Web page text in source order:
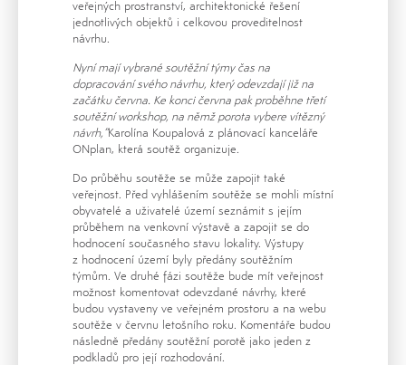
veřejných prostranství, architektonické řešení
jednotlivých objektů i celkovou proveditelnost
návrhu.
Nyní mají vybrané soutěžní týmy čas na
dopracování svého návrhu, který odevzdají již na
začátku června. Ke konci června pak proběhne třetí
soutěžní workshop, na němž porota vybere vítězný
návrh,“Karolína Koupalová z plánovací kanceláře
ONplan, která soutěž organizuje.
Do průběhu soutěže se může zapojit také
veřejnost. Před vyhlášením soutěže se mohli místní
obyvatelé a uživatelé území seznámit s jejím
průběhem na venkovní výstavě a zapojit se do
hodnocení současného stavu lokality. Výstupy
z hodnocení území byly předány soutěžním
týmům. Ve druhé fázi soutěže bude mít veřejnost
možnost komentovat odevzdané návrhy, které
budou vystaveny ve veřejném prostoru a na webu
soutěže v červnu letošního roku. Komentáře budou
následně předány soutěžní porotě jako jeden z
podkladů pro její rozhodování.